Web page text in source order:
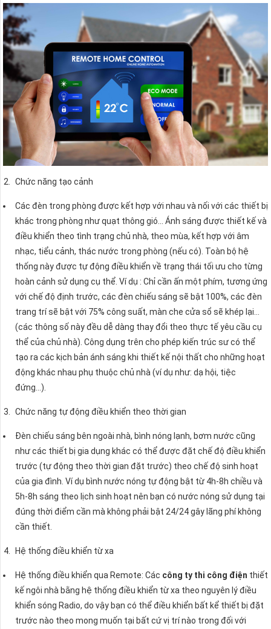
Chức năng tạo cảnh
Các đèn trong phòng được kết hợp với nhau và nối với các thiết bị
khác trong phòng như quạt thông gió… Ánh sáng được thiết kế và
điều khiển theo tình trạng chủ nhà, theo mùa, kết hợp với âm
nhạc, tiểu cảnh, thác nước trong phòng (nếu có). Toàn bộ hệ
thống này được tự động điều khiển về trạng thái tối ưu cho từng
hoàn cảnh sử dụng cụ thể. Ví dụ : Chỉ cần ấn một phím, tương ứng
với chế độ định trước, các đèn chiếu sáng sẽ bật 100%, các đèn
trang trí sẽ bật với 75% công suất, màn che cửa sổ sẽ khép lại…
(các thông số này đều dễ dàng thay đổi theo thực tế yêu cầu cụ
thể của chủ nhà). Công dụng trên cho phép kiến trúc sư có thể
tạo ra các kịch bản ánh sáng khi thiết kế nội thất cho những hoạt
động khác nhau phụ thuộc chủ nhà (ví dụ như: dạ hội, tiệc
đứng…).
Chức năng tự động điều khiển theo thời gian
Đèn chiếu sáng bên ngoài nhà, bình nóng lạnh, bơm nước cũng
như các thiết bị gia dụng khác có thể được đặt chế độ điều khiển
trước (tự động theo thời gian đặt trước) theo chế độ sinh hoạt
của gia đình. Ví dụ bình nước nóng tự động bật từ 4h-8h chiều và
5h-8h sáng theo lịch sinh hoạt nên bạn có nước nóng sử dụng tại
đúng thời điểm cần mà không phải bật 24/24 gây lãng phí không
cần thiết.
Hệ thống điều khiển từ xa
Hệ thống điều khiển qua Remote: Các công ty thi công điện thiết
kế ngôi nhà bằng hệ thống điều khiển từ xa theo nguyên lý điều
khiển sóng Radio, do vậy bạn có thể điều khiển bất kể thiết bị đặt
trước nào theo mong muốn tại bất cứ vị trí nào trong đối với